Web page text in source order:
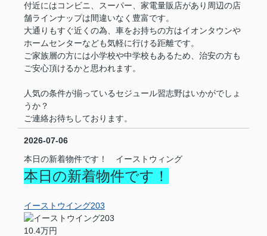
付近にはコンビニ、スーパー、家電量販店があり周辺の店
舗ラインナップは間違いなく豊富です。
大通りもすぐ近くの為、車をお持ちの方はイオンタウンや
ホームセンターなども気軽に行ける距離です。
ご家族層の方には小学校や中学校もあるため、治安の方も
ご安心頂けるかと思われます。
人気の条件が揃っているセジュール習志野はいかがでしょ
うか？
ご連絡お待ちしております。
2026-07-06
本日の新着物件です！ イーストウィング
本日の新着物件です！
イーストウイング203
10.4万円